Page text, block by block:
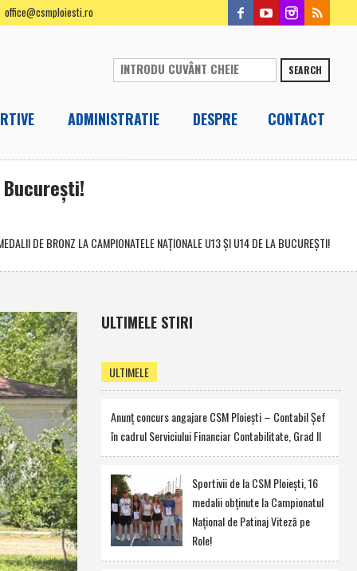
office@csmploiesti.ro
SEARCH
ADMINISTRATIE DESPRE CONTACT
DE BRONZ LA CAMPIONATELE NAŢIONALE U13 ŞI U14 DE LA BUCUREŞTI!
ULTIMELE STIRI
ULTIMELE
Anunţ concurs angajare CSM Ploieşti – Contabil Şef
în cadrul Serviciului Financiar Contabilitate, Grad II
Sportivii de la CSM Ploieşti, 16
medalii obţinute la Campionatul
Naţional de Patinaj Viteză pe
Role!